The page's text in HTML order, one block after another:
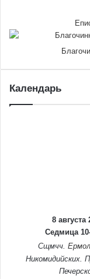
Календарь
8 августа
Седмица
Сщмчч.
Никомидийских.